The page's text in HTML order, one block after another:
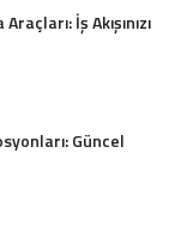
İş Akışınızı
Güncel